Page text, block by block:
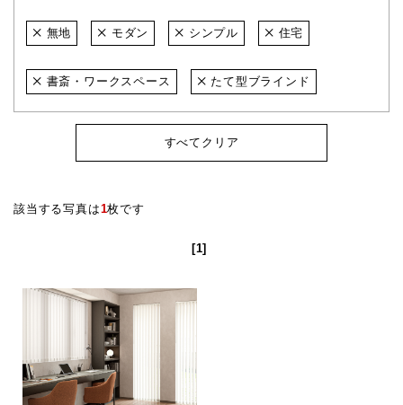
無地 モダン シンプル 住宅
書斎・ワークスペース たて型ブラインド
すべてクリア
該当する写真は1枚です
[1]